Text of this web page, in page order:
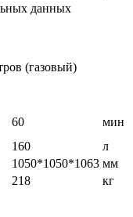
данных
(газовый)
60
мин
160
л
1050*1050*1063 мм
218
кг